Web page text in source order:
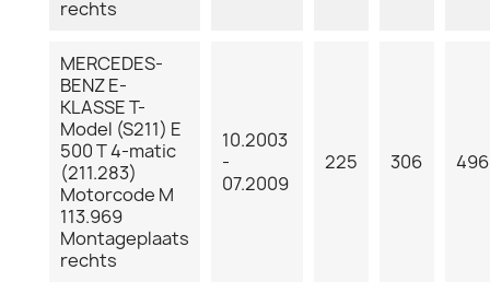
rechts
MERCEDES-
BENZ E-
KLASSE T-
Model (S211) E
500 T 4-matic
(211.283)
Motorcode M
113.969
Montageplaats
rechts
10.2003
-
07.2009
225 306